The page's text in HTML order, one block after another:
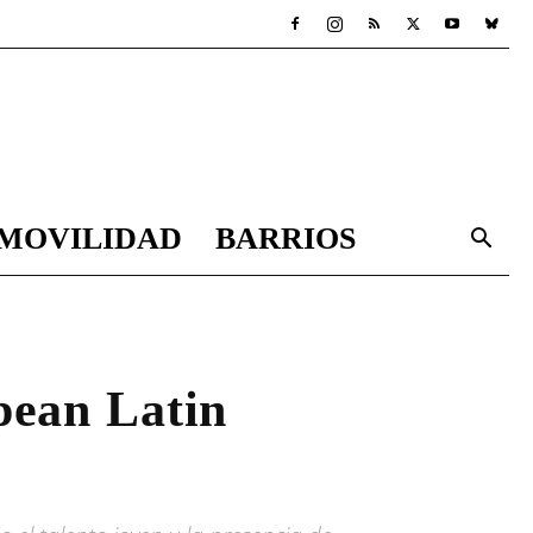
BARRIOS
Latin